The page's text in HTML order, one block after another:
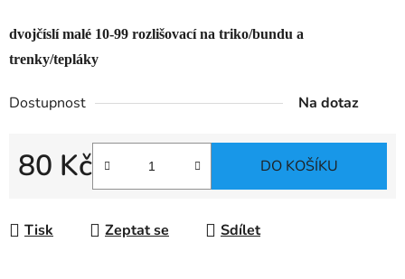
dvojčíslí malé 10-99 rozlišovací na triko/bundu a
trenky/tepláky
Dostupnost Na dotaz
80 Kč
Měrná cena:
DO KOŠÍKU
Tisk Zeptat se Sdílet